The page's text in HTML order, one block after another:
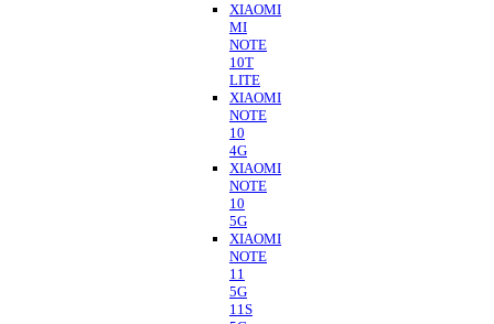
XIAOMI
MI
NOTE
10T
LITE
XIAOMI
NOTE
10
4G
XIAOMI
NOTE
10
5G
XIAOMI
NOTE
11
5G
11S